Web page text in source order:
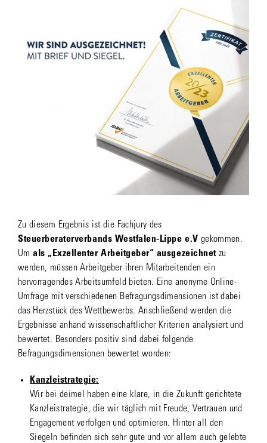
Zu diesem Ergebnis ist die Fachjury des
Steuerberaterverbands Westfalen-Lippe e.V gekommen.
Umals „Exzellenter Arbeitgeber“ ausgezeichnetzu
werden, müssen Arbeitgeber ihren Mitarbeitenden ein
hervorragendes Arbeitsumfeld bieten. Eine anonyme Online-
Umfrage mit verschiedenen Befragungsdimensionen ist dabei
das Herzstück des Wettbewerbs. Anschließend werden die
Ergebnisse anhand wissenschaftlicher Kriterien analysiert und
bewertet. Besonders positiv sind dabei folgende
Befragungsdimensionen bewertet worden:
Kanzleistrategie:
Wir bei deimel haben eine klare, in die Zukunft gerichtete
Kanzleistrategie, die wir täglich mit Freude, Vertrauen und
Engagement verfolgen und optimieren. Hinter all den
Siegeln befinden sich sehr gute und vor allem auch gelebte